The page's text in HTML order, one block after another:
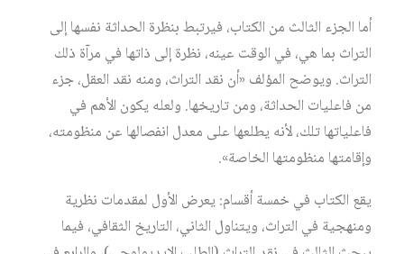
أما الجزء الثالث من الكتاب، فيرتبط بنظرة الحداثة نفسها إلى
التراث بما هي، في الوقت عينه، نظرة إلى ذاتها في مرآة ذلك
التراث. ويوضح المؤلف «أن نقد التراث، ومنه نقد العقل، جزء
من فاعليات الحداثة، ومن تاريخها. ولعله يكون الأهم في
فاعلياتها تلك، لأنه يطلعها على معدل انفصالها عن منظومته،
وإقامتها منظومتها الخاصة».
يقع الكتاب في خمسة أقسام: يعرض الأول لمقدمات نظرية
ومنهجية في التراث، ويتناول الثاني، التاريخ الثقافي، فيما